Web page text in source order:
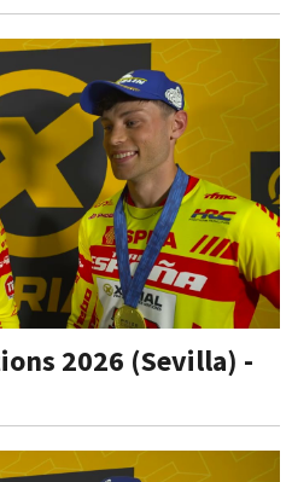
2026 (Sevilla) -